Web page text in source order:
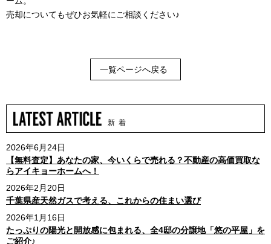
売却についてもぜひお気軽にご相談ください♪
一覧ページへ戻る
新 着
2026年6月24日
【無料査定】あなたの家、今いくらで売れる？不動産の高価買取な
らアイキョーホームへ！
2026年2月20日
千葉県産天然ガスで考える、これからの住まい選び
2026年1月16日
たっぷりの陽光と開放感に包まれる、全4邸の分譲地「悠の平屋」を
ご紹介♪